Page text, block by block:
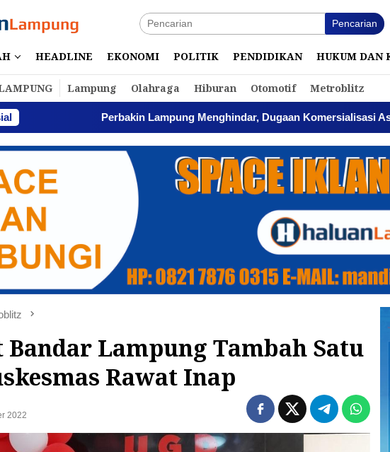
Pencarian
HEADLINE EKONOMI POLITIK PENDIDIKAN HUKUM DAN
Lampung Olahraga Hiburan Otomotif Metroblitz
Perbakin Lampung Menghindar, Dugaan Komersialisasi Aset Pemprov Kian
Bandar Lampung Tambah Satu
Rawat Inap
2022